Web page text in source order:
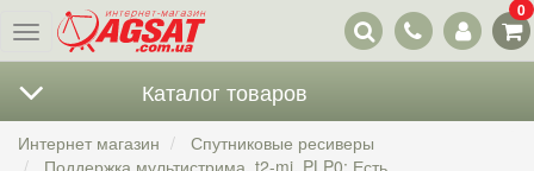
Меню
Наши
контакты
0
Каталог товаров
Интернет магазин
Спутниковые ресиверы
Поддержка мультистрима, t2-mi, PLP0: Есть